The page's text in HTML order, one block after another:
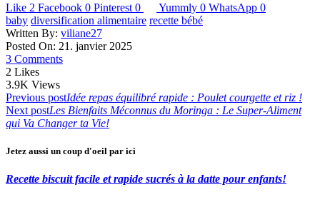
Like 2 Facebook 0 Pinterest 0 Yummly 0 WhatsApp 0
baby diversification alimentaire recette bébé
Written By: viliane27
Posted On: 21. janvier 2025
3 Comments
2 Likes
3.9K Views
Navigation
de
Previous postIdée repas équilibré rapide : Poulet courgette et riz !
Next postLes Bienfaits Méconnus du Moringa : Le Super-Aliment
qui Va Changer ta Vie!
Jetez aussi un coup d'oeil par ici
Recette biscuit facile et rapide sucrés à la datte pour enfants!